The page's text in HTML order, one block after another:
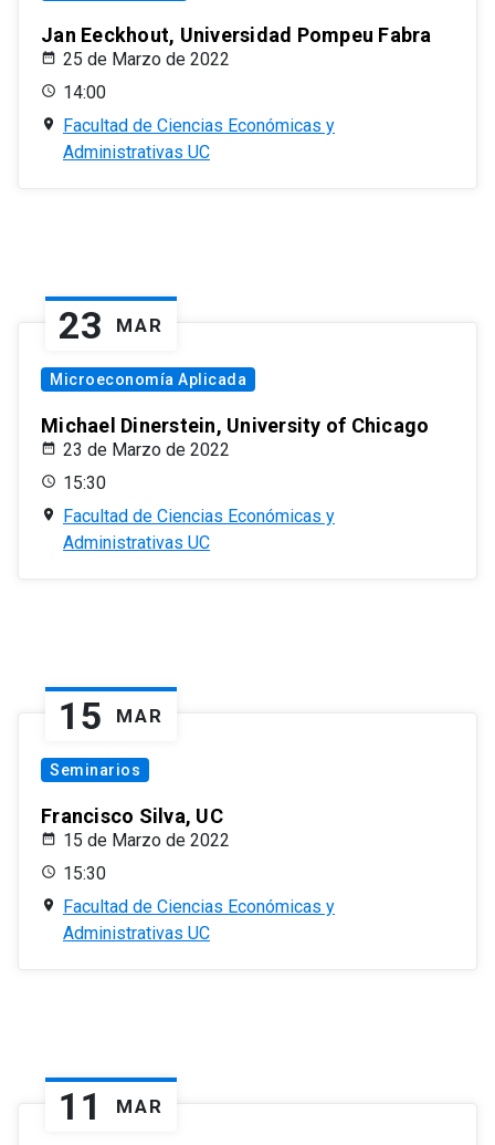
Jan Eeckhout, Universidad Pompeu Fabra
25 de Marzo de 2022
14:00
Facultad de Ciencias Económicas y
Administrativas UC
23 MAR
Microeconomía Aplicada
Michael Dinerstein, University of Chicago
23 de Marzo de 2022
15:30
Facultad de Ciencias Económicas y
Administrativas UC
15 MAR
Seminarios
Francisco Silva, UC
15 de Marzo de 2022
15:30
Facultad de Ciencias Económicas y
Administrativas UC
11 MAR